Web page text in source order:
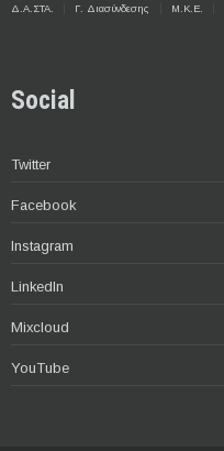
Δ.Α.ΣΤΑ. Γ. Διασύνδεσης Μ.Κ.Ε.
Social
Twitter
Facebook
Instagram
LinkedIn
Mixcloud
YouTube